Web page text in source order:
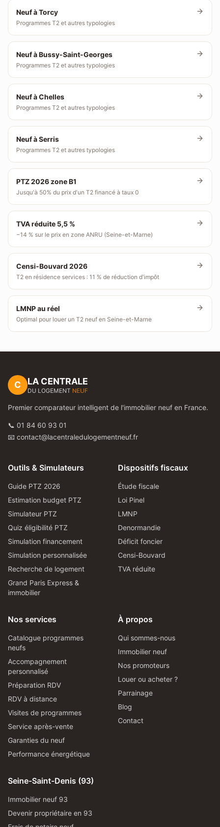
Neuf à Torcy
Programmes T2 et autres typologies
Neuf à Bussy-Saint-Georges
Programmes T2 et autres typologies
Neuf à Chelles
Programmes T2 et autres typologies
Neuf à Serris
Programmes T2 et autres typologies
PTZ 2026 zone B1
Jusqu'à 50% du prix d'un T2 financé à taux 0
TVA réduite 5,5 %
−14 % sur le prix en zone ANRU (Seine-et-Marne)
Censi-Bouvard 2026
T2 en résidence services : 11 % de réduction d'impôt
LMNP au réel
Optimal pour louer un T2 neuf en Seine-et-Marne
C LA CENTRALE
DU LOGEMENT NEUF
Premier comparateur intelligent de l'immobilier neuf en France.
📞 01 84 60 93 01
📧 contact@lacentraledulogementneuf.fr
Outils & Simulateurs
Guide PTZ 2026
Estimation budget PTZ
Simulateur PTZ
Quiz éligibilité PTZ
Simulation financement
Simulation personnalisée
Recherche de logement
Grand Paris Express &
immobilier
Dispositifs fiscaux
Étude fiscale
Loi Pinel
LMNP
Denormandie
Déficit foncier
Censi-Bouvard
TVA réduite
Nos services
Catalogue programmes
neufs
Accompagnement
personnalisé
Préparation RDV
RDV à distance
Visites de programmes
Service après-vente
Garanties du neuf
Performance énergétique
À propos
Qui sommes-nous
Immobilier neuf
Nos promoteurs
Louer ou acheter ?
Parrainage
Blog
Contact
Seine-Saint-Denis (93)
Immobilier neuf 93
Devenir propriétaire en 93